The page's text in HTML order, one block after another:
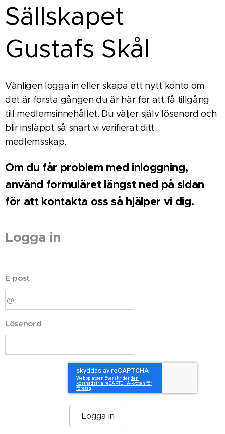
Sällskapet
Gustafs Skål
Vänligen logga in eller skapa ett nytt konto om
det är första gången du är här för att få tillgång
till medlemsinnehållet. Du väljer själv lösenord och
blir insläppt så snart vi verifierat ditt
medlemsskap.
Om du får problem med inloggning,
använd formuläret längst ned på sidan
för att kontakta oss så hjälper vi dig.
Logga in
E-post
Lösenord
Logga in